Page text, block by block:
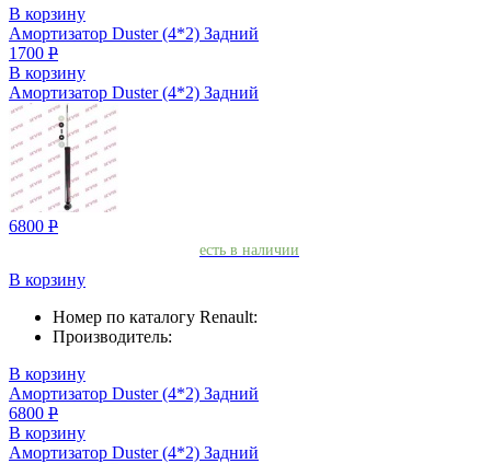
В корзину
Амортизатор Duster (4*2) Задний
1700 Р
В корзину
Амортизатор Duster (4*2) Задний
6800 Р
есть в наличии
В корзину
Номер по каталогу Renault:
Производитель:
В корзину
Амортизатор Duster (4*2) Задний
6800 Р
В корзину
Амортизатор Duster (4*2) Задний